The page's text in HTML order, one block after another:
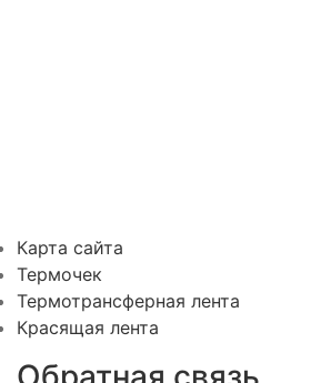
Карта сайта
Термочек
Термотрансферная лента
Красящая лента